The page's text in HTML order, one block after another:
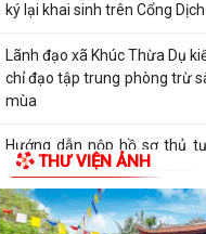
ký lại khai sinh trên Cổng
Lãnh đạo xã Khúc Thừa Dụ
chỉ đạo tập trung phòng trừ
mùa
Hướng dẫn nộp hồ sơ thủ
bản sao Trích lục hộ tịch, bản
trên...
THƯ VIỆN ẢNH